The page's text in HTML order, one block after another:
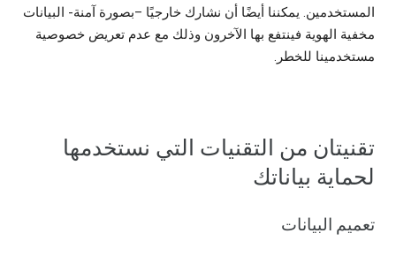
المستخدمين. يمكننا أيضًا أن نشارك خارجيًا –بصورة آمنة- البيانات
مخفية الهوية فينتفع بها الآخرون وذلك مع عدم تعريض خصوصية
مستخدمينا للخطر.
تقنيتان من التقنيات التي نستخدمها
لحماية بياناتك
تعميم البيانات